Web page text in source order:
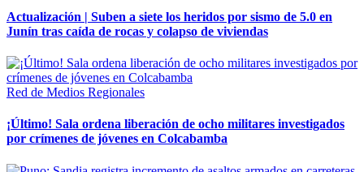
Actualización | Suben a siete los heridos por sismo de 5.0 en
Junín tras caída de rocas y colapso de viviendas
Red de Medios Regionales
¡Último! Sala ordena liberación de ocho militares investigados
por crímenes de jóvenes en Colcabamba